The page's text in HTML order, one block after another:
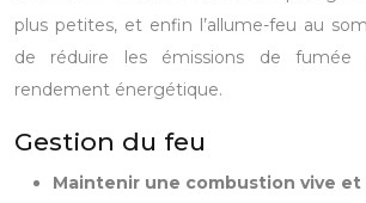
plus petites, et enfin l’allume-feu au
de réduire les émissions de fumée
rendement énergétique.
Gestion du feu
Maintenir une combustion vive et